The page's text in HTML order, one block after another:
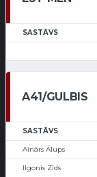
SASTĀVS
A41/GULBIS
SASTĀVS
Ainārs Ālups
Ilgonis Zīds